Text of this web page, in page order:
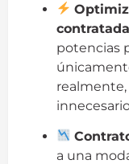
potencias
a una